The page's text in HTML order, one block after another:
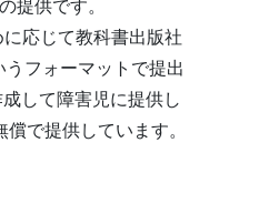
提供です。
応じて教科書出版社
うフォーマットで提出
して障害児に提供し
で提供しています。